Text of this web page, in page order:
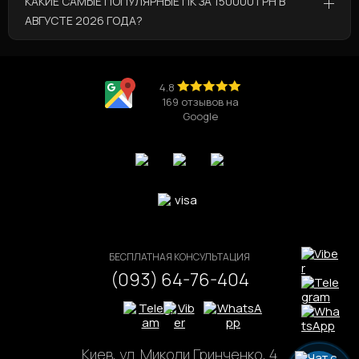
Игровой компьютер Core Ultra 5 225 / RTX
5060 Ti💰по цене 80 271 грн
💰по цене 92 323 грн
Игровой компьютер Ryzen 9 9950X / RX 9070
АВГУСТЕ 2026 ГОДА?
Игровой компьютер Ryzen 5 7500F / RTX 5060
Игровой компьютер Ryzen 5 7600X / RTX 5070
Игровой компьютер Core i5 13400 / RTX 5060
4.8
169 отзывов на
Google
БЕСПЛАТНАЯ КОНСУЛЬТАЦИЯ
(093) 64-76-404
Киев, ул. Миколи Гринченко, 4